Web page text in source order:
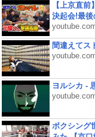
【上京直
決起会!最
間違えてス
ヨルシカ -
ボクシング